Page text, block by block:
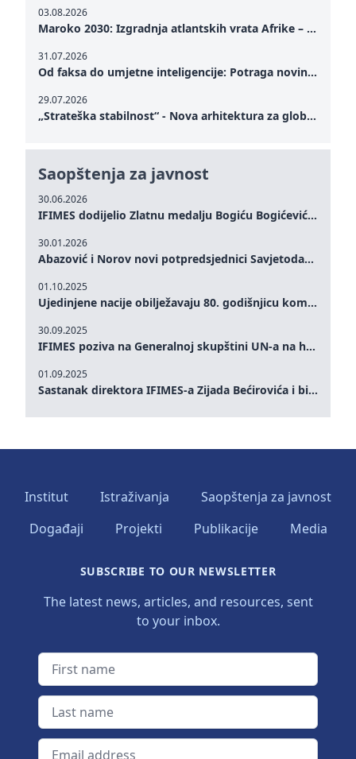
Saopštenja za javnost
30.06.2026
IFIMES dodijelio Zlatnu medalju Bogiću Bogićeviću za izuzetan doprinos demokratskim vrijednostima i miru
30.01.2026
Abazović i Norov novi potpredsjednici Savjetodavnog odbora IFIMES-a
01.10.2025
Ujedinjene nacije obilježavaju 80. godišnjicu komemoracijom na visokom nivou: Eileen Dong predstavlja IFIMES u oblasti ženskog liderstva, unapređenja mira, pravde, rodne ravnopravnosti i održivog razvoja
30.09.2025
IFIMES poziva na Generalnoj skupštini UN-a na hitna ulaganja u mentalno zdravlje i sisteme njege proširene umjetnom inteligencijom
01.09.2025
Sastanak direktora IFIMES-a Zijada Bećirovića i bivšeg premijera Crne Gore Dritana Abazovića
03.08.2026
Maroko 2030: Izgradnja atlantskih vrata Afrike – od Tangera u Mediteranu do novog geopolitičkog koridora
31.07.2026
Od faksa do umjetne inteligencije: Potraga novinarstva za istinom u digitalnom dobu
29.07.2026
„Strateška stabilnost“ - Nova arhitektura za globalnu saradnju
Institut Istraživanja
Saopštenja za javnost
Događaji
Projekti Publikacije Media
SUBSCRIBE TO OUR NEWSLETTER
The latest news, articles, and resources, sent
to your inbox.
First name
Last name
Email address